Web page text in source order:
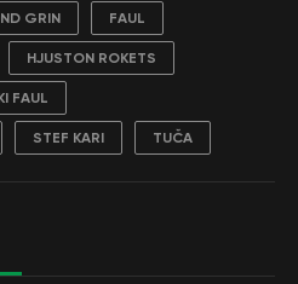
GRIN FAUL
HJUSTON ROKETS
FAUL
STEF KARI TUČA